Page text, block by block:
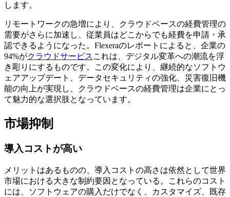
します。
リモートワークの急増により、クラウドベースの経費管理の
需要がさらに加速し、従業員はどこからでも経費を申請・承
認できるようになった。Flexeraのレポートによると、企業の
94%がクラウドサービス これは、デジタル変革への潮流を浮
き彫りにするものです。この変化により、継続的なソフトウ
ェアアップデート、データセキュリティの強化、災害復旧機
能の向上が実現し、クラウドベースの経費管理は企業にとっ
て魅力的な選択肢となっています。
市場抑制
導入コストが高い
メリットはあるものの、導入コストの高さは依然として世界
市場における大きな制約要因となっている。これらのコスト
には、ソフトウェアの購入だけでなく、カスタマイズ、既存